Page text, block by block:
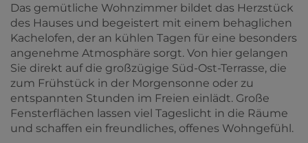
Das gemütliche Wohnzimmer bildet das Herzstück
des Hauses und begeistert mit einem behaglichen
Kachelofen, der an kühlen Tagen für eine besonders
angenehme Atmosphäre sorgt. Von hier gelangen
Sie direkt auf die großzügige Süd-Ost-Terrasse, die
zum Frühstück in der Morgensonne oder zu
entspannten Stunden im Freien einlädt. Große
Fensterflächen lassen viel Tageslicht in die Räume
und schaffen ein freundliches, offenes Wohngefühl.